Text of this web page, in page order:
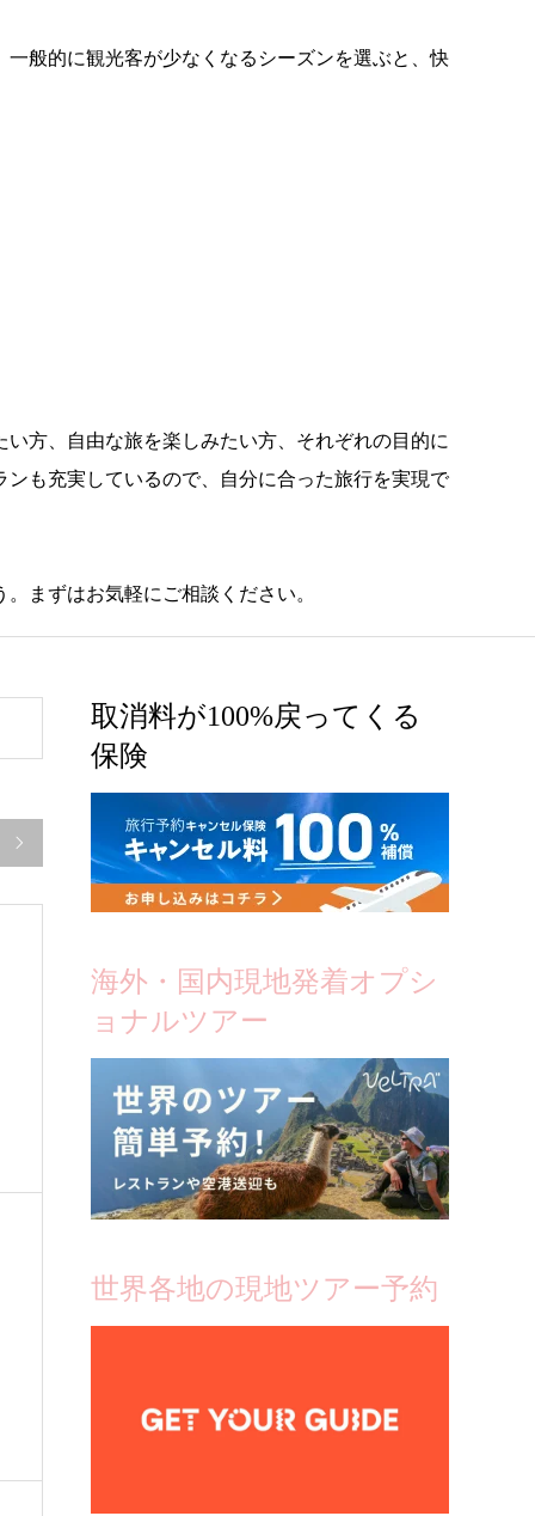
般的に観光客が少なくなるシーズンを選ぶと、快
方、自由な旅を楽しみたい方、それぞれの目的に
も充実しているので、自分に合った旅行を実現で
まずはお気軽にご相談ください。

取消料が100%戻ってくる
保険
海外・国内現地発着オプシ
ョナルツアー
世界各地の現地ツアー予約